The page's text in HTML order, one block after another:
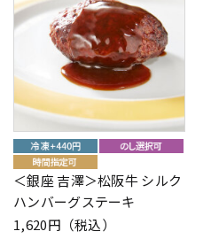
＜銀座 吉澤＞松阪牛 シルク
ハンバーグステーキ
1,620円（税込）